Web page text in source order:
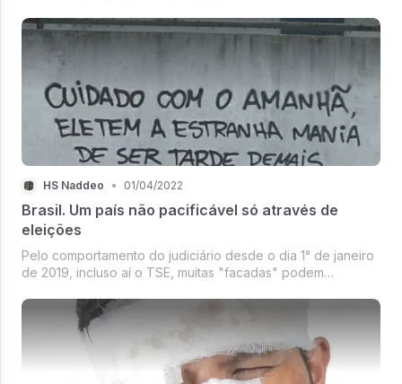
HS Naddeo • 01/04/2022
Brasil. Um país não pacificável só através de
eleições
Pelo comportamento do judiciário desde o dia 1° de janeiro
de 2019, incluso aí o TSE, muitas "facadas" podem